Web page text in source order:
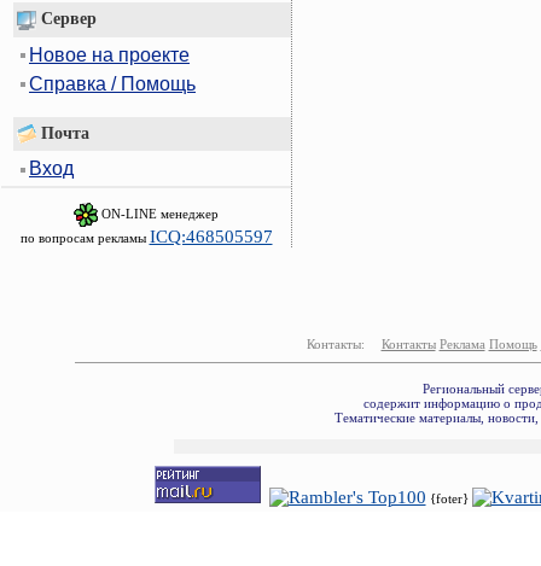
Сервер
Новое на проекте
Справка / Помощь
Почта
Вход
ON-LINE менеджер
по вопросам рекламы ICQ:468505597
Контакты: Контакты Реклама Помощь
Региональный
содержит информацию о
Тематические материалы,
{foter}